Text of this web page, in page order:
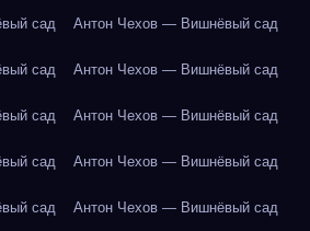
сад Антон Чехов — Вишнёвый сад
сад Антон Чехов — Вишнёвый сад
сад Антон Чехов — Вишнёвый сад
сад Антон Чехов — Вишнёвый сад
сад Антон Чехов — Вишнёвый сад